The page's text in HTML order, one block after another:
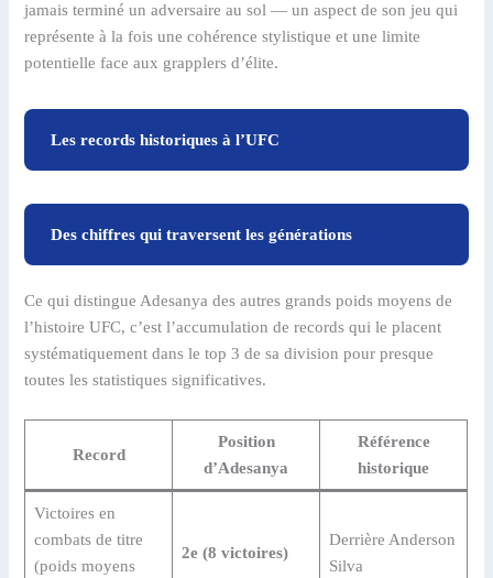
jamais terminé un adversaire au sol — un aspect de son jeu qui
représente à la fois une cohérence stylistique et une limite
potentielle face aux grapplers d’élite.
Les records historiques à l’UFC
Des chiffres qui traversent les générations
Ce qui distingue Adesanya des autres grands poids moyens de
l’histoire UFC, c’est l’accumulation de records qui le placent
systématiquement dans le top 3 de sa division pour presque
toutes les statistiques significatives.
Record
Position
d’Adesanya
Référence
historique
Victoires en
combats de titre
(poids moyens
2e (8 victoires)
Derrière Anderson
Silva